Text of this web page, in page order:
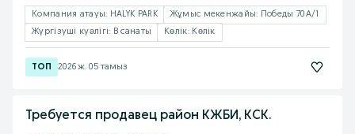
Компания атауы: HALYK PARK
Жұмыс мекенжайы: Победы 70А/1
Жүргізуші куәлігі: B санаты
Көлік: Көлік
2026 ж. 05 тамыз
Требуется продавец район КЖБИ, КСК.